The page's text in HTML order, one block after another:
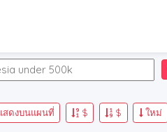
ใหม่
$
$
สดงบนแผนที่